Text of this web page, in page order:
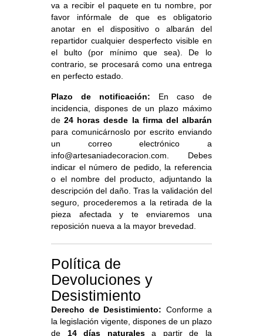
va a recibir el paquete en tu nombre, por
favor infórmale de que es obligatorio
anotar en el dispositivo o albarán del
repartidor cualquier desperfecto visible en
el bulto (por mínimo que sea). De lo
contrario, se procesará como una entrega
en perfecto estado.
Plazo de notificación: En caso de
incidencia, dispones de un plazo máximo
de24 horas desde la firma del albarán
para comunicárnoslo por escrito enviando
un correo electrónico a
info@artesaniadecoracion.com . Debes
indicar el número de pedido, la referencia
o el nombre del producto, adjuntando la
descripción del daño. Tras la validación del
seguro, procederemos a la retirada de la
pieza afectada y te enviaremos una
reposición nueva a la mayor brevedad.
Política de
Devoluciones y
Desistimiento
Derecho de Desistimiento: Conforme a
la legislación vigente, dispones de un plazo
de 14 días naturalesa partir de la